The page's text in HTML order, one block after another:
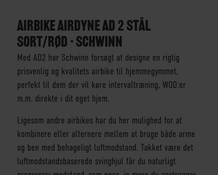
AIRBIKE AIRDYNE AD 2 STÅL
SORT/RØD - SCHWINN
Med AD2 har Schwinn forsøgt at designe en rigtig
prisvenlig og kvalitets airbike til hjemmegymmet,
perfekt til dem der vil køre intervaltræning, WOD:er
m.m. direkte i dit eget hjem.
Ligesom andre airbikes har du her mulighed for at
kombinere eller alternere mellem at bruge både arme
og ben med behageligt luftmodstand. Takket være det
luftmodstandsbaserede svinghjul får du naturligt